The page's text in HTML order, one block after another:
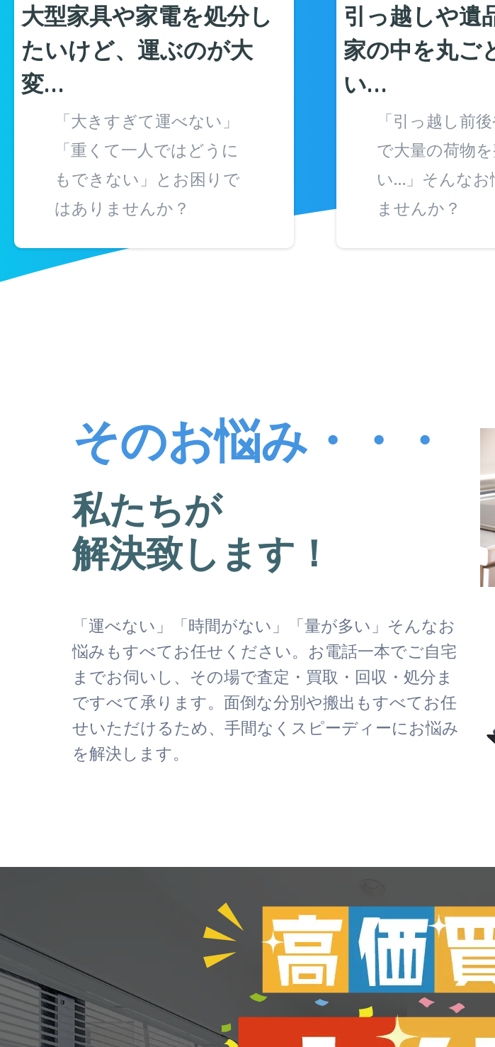
大型家具や家電を処分し
たいけど、運ぶのが大
変…
「大きすぎて運べない」
「重くて一人ではどうに
もできない」とお困りで
はありませんか？
引っ越しや遺
家の中を丸ご
い…
「引っ越し前
で大量の荷物
い…」そんなお
ませんか？
そのお悩み・・・
私たちが
解決致します！
「運べない」「時間がない」「量が多い」そんなお
悩みもすべてお任せください。お電話一本でご自宅
までお伺いし、その場で査定・買取・回収・処分ま
ですべて承ります。面倒な分別や搬出もすべてお任
せいただけるため、手間なくスピーディーにお悩み
を解決します。